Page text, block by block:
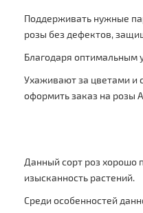
Поддерживать нужные
розы без дефектов,
Благодаря оптимальным
Ухаживают за цветами и
оформить заказ на розы
Данный сорт роз хорошо
изысканность растений.
Среди особенностей